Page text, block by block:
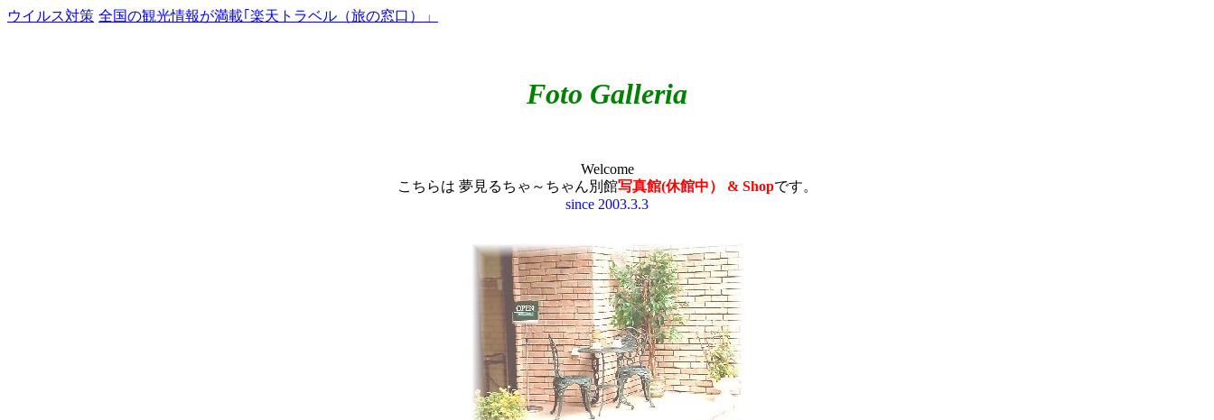
ウイルス対策 全国の観光情報が満載｢楽天トラベル（旅の窓口）」
Foto Galleria
Welcome
こちらは 夢見るちゃ～ちゃん別館写真館(休館中） & Shopです。
since 2003.3.3